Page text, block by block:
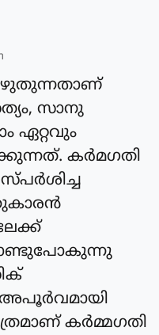
എഴുതുന്നതാണ്
സാനു
ഏറ്റവും
കർമഗതി
കർമ്മഗതി